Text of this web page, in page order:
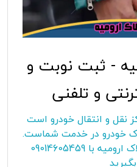
- ثبت نوبت و
و تلفنی
نقل و انتقال خودرو است
خودرو در خدمت شماست.
برای نوبت دهی تعویض پلاک ارومیه با 09014605459